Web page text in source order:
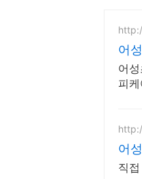
어
어
피케
어
직